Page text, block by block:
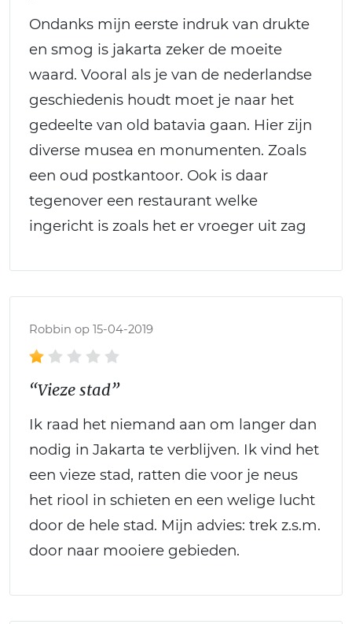
Ondanks mijn eerste indruk van drukte
en smog is jakarta zeker de moeite
waard. Vooral als je van de nederlandse
geschiedenis houdt moet je naar het
gedeelte van old batavia gaan. Hier zijn
diverse musea en monumenten. Zoals
een oud postkantoor. Ook is daar
tegenover een restaurant welke
ingericht is zoals het er vroeger uit zag
Robbin op 15-04-2019
“Vieze stad”
Ik raad het niemand aan om langer dan
nodig in Jakarta te verblijven. Ik vind het
een vieze stad, ratten die voor je neus
het riool in schieten en een welige lucht
door de hele stad. Mijn advies: trek z.s.m.
door naar mooiere gebieden.